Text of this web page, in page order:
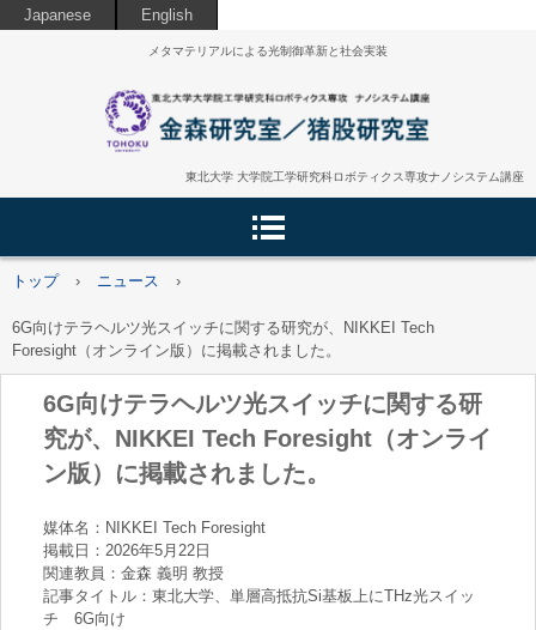
Japanese English
メタマテリアルによる光制御革新と社会実装
東北大学 大学院工学研究科ロボティクス専攻ナノシステム講座
トップ › ニュース ›
6G向けテラヘルツ光スイッチに関する研究が、NIKKEI Tech
Foresight（オンライン版）に掲載されました。
6G向けテラヘルツ光スイッチに関する研
究が、NIKKEI Tech Foresight（オンライ
ン版）に掲載されました。
媒体名：NIKKEI Tech Foresight
掲載日：2026年5月22日
関連教員：金森 義明 教授
記事タイトル：東北大学、単層高抵抗Si基板上にTHz光スイッ
チ 6G向け